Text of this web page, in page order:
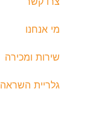
מי אנחנו
שירות ומכירה
גלריית השראה